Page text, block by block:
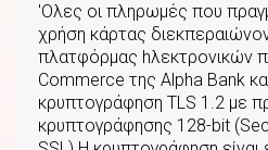
'Ολες οι πληρωμές που
χρήση κάρτας
πλατφόρμας hλεκτρονικών
Commerce της Αlpha Bank
κρυπτογράφηση TLS 1.2 με
κρυπτογράφησης 128-bit